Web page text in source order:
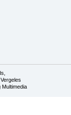
Multimedia